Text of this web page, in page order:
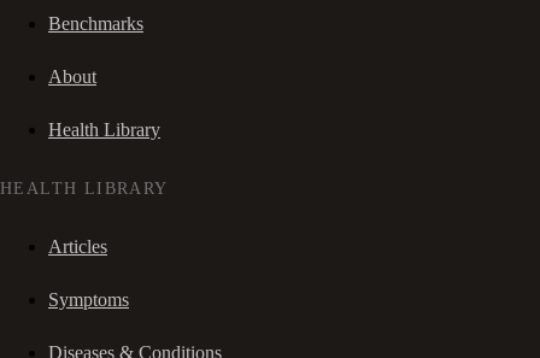
Benchmarks
About
Health Library
HEALTH LIBRARY
Articles
Symptoms
Diseases & Conditions